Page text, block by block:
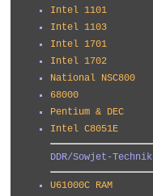
Intel 1101
Intel 1103
Intel 1701
Intel 1702
National NSC800
68000
Pentium & DEC
Intel C8051E
DDR/Sowjet-Technik
U61000C RAM